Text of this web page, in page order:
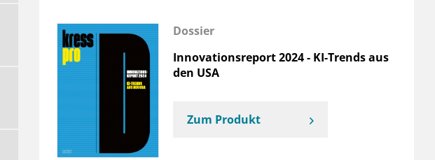
Dossier
Innovationsreport 2024 - KI-Trends aus
den USA
Zum Produkt